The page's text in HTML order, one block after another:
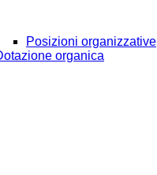
Posizioni organizzative
organica